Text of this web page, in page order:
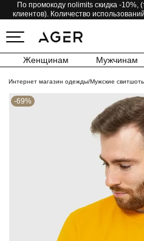
По промокоду nolimits скидка -10%,
клиентов). Количество
Женщинам Мужчинам
Интернет магазин одежды/Мужские
-69%